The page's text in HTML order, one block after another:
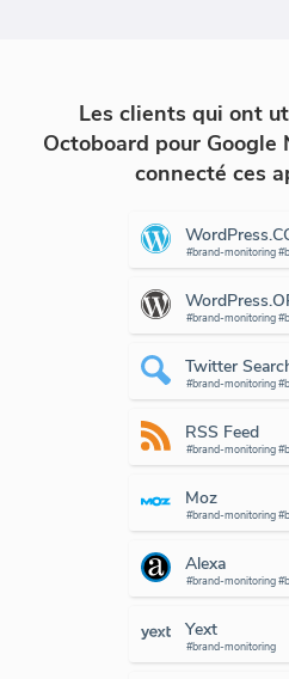
Les clients qui ont
Octoboard pour
connecté ces
#brand-monitoring
#brand-monitoring
Twitter
#brand-monitoring
RSS Feed
#brand-monitoring
Moz
#brand-monitoring
Alexa
#brand-monitoring
Yext
#brand-monitoring